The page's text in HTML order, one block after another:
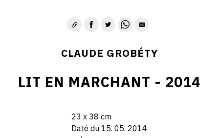
CLAUDE GROBÉTY
LIT EN MARCHANT - 2014
23 x 38 cm
Daté du 15. 05. 2014